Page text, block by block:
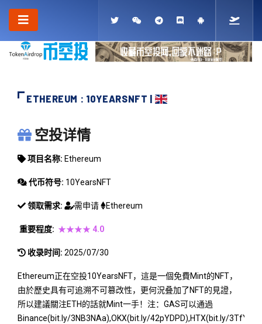
ETHEREUM : 10YEARSNFT |
ETHEREUM
空投详情
项目名称: Ethereum
代币符号: 10YearsNFT
领取需求: 需申请 Ethereum
重要程度: ★★★★ 4.0
收录时间: 2025/07/30
Ethereum正在空投10YearsNFT，這是一個免費Mint的NFT，
由於歷史具有可追溯不可篡改性，更何況叠加了NFT的見證，
所以建議關注ETH的話就Mint一手！注：GAS可以通過
Binance(bit.ly/3NB3NAa),OKX(bit.ly/42pYDPD),HTX(bit.ly/